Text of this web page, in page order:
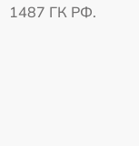
1487 ГК РФ.